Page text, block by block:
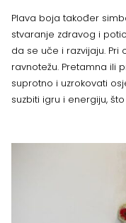
Plava boja također
stvaranje zdravog i
da se uče i razvijaju.
ravnotežu. Pretamna ili
suprotno i uzrokovati
suzbiti igru i energiju,